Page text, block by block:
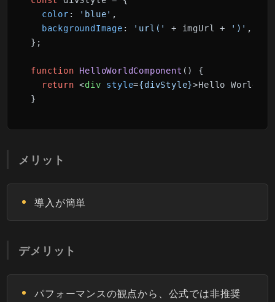
color : 'blue' ,
backgroundImage : 'url(' + imgUrl + ')' ,
};
function HelloWorldComponent ( ) {
return <div style={divStyle}>Hello World!
}
メリット
導入が簡単
デメリット
パフォーマンスの観点から、公式では非推奨